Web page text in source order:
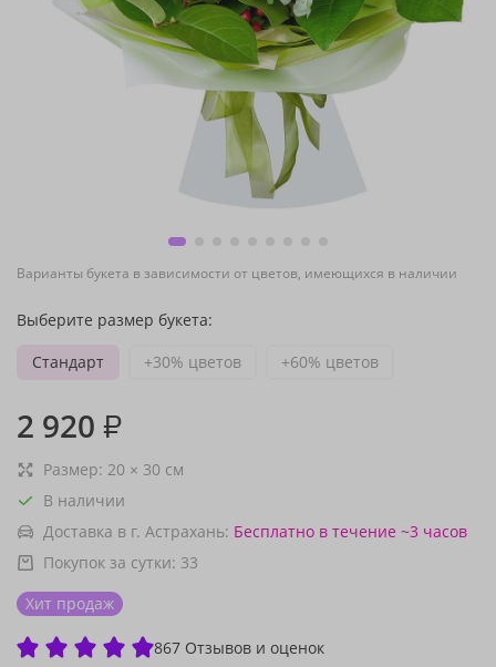
Варианты букета в зависимости от цветов, имеющихся в наличии
Выберите размер букета:
Стандарт
+30% цветов +60% цветов
2 920 ₽
Размер: 20 × 30 см
В наличии
Доставка в г. Астрахань: Бесплатно в течение ~3 часов
Покупок за сутки: 33
Хит продаж
867 Отзывов и оценок